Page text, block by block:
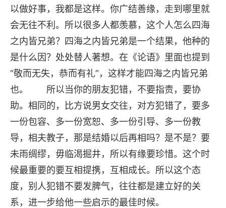
以做好事，我都是这样。你广结善缘，走到哪里就
会无往不利。所以很多人都羡慕，这个人怎么四海
之内皆兄弟？四海之内皆兄弟是一个结果，他种的
是什么因？处处替人著想。在《论语》里面也提到
“敬而无失，恭而有礼”，这样才能四海之内皆兄弟
也。 所以当你的朋友犯错，不要指责，要协
助。相同的，比方说男女交往，对方犯错了，要多
一份包容、多一份宽恕、多一份引导、多一份教
导，相夫教子，那是结婚以后再相吗？是不是？要
未雨绸缪，毋临渴掘井，所以有缘要珍惜。这个时
候最重要的要互相提携，互相成长。所以这个态
度，别人犯错不要发脾气，往往都是建立好的关
系，进一步给他一些启示的最佳时候。